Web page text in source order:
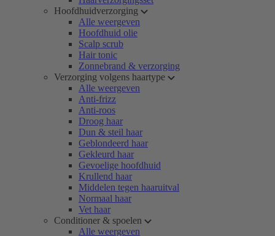
Hoofdhuidverzorging
Alle weergeven
Hoofdhuid olie
Scalp scrub
Hair tonic
Zonnebrand & verzorging
Verzorging volgens haartype
Alle weergeven
Anti-frizz
Anti-roos
Droog haar
Dun & steil haar
Geblondeerd haar
Gekleurd haar
Gevoelige hoofdhuid
Krullend haar
Middelen tegen haaruitval
Normaal haar
Vet haar
Conditioner & spoelen
Alle weergeven